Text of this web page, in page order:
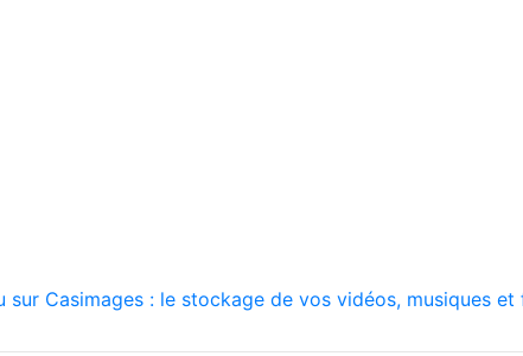
sur Casimages : le stockage de vos vidéos, musiques